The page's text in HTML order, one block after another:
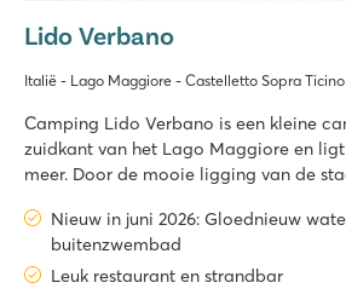
Lido Verbano
Italië - Lago Maggiore - Castelletto Sopra Ticino
Camping Lido Verbano is een kleine
zuidkant van het Lago Maggiore en
meer. Door de mooie ligging van de
prachtige Lago Maggiore. Op deze
typische Italiaanse sfee
Nieuw in juni 2026: Gloednieuw
buitenzwembad
Leuk restaurant en strandbar